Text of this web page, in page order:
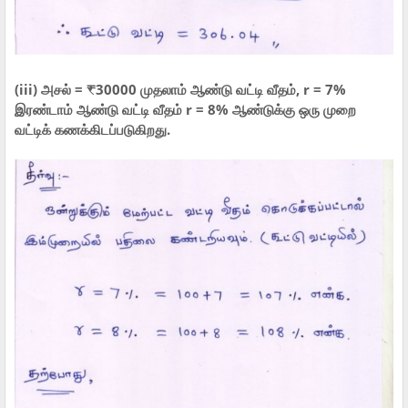
(iii) அசல் = ₹30000 முதலாம் ஆண்டு வட்டி வீதம், r = 7%
இரண்டாம் ஆண்டு வட்டி வீதம் r = 8% ஆண்டுக்கு ஒரு முறை
வட்டிக் கணக்கிடப்படுகிறது.